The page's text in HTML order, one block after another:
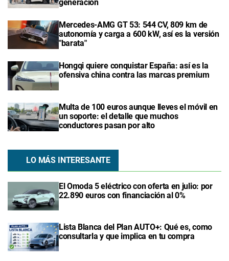
generación
Mercedes-AMG GT 53: 544 CV, 809 km de
autonomía y carga a 600 kW, así es la versión
"barata"
Hongqi quiere conquistar España: así es la
ofensiva china contra las marcas premium
Multa de 100 euros aunque lleves el móvil en
un soporte: el detalle que muchos
conductores pasan por alto
LO MÁS INTERESANTE
El Omoda 5 eléctrico con oferta en julio: por
22.890 euros con financiación al 0%
Lista Blanca del Plan AUTO+: Qué es, como
consultarla y que implica en tu compra